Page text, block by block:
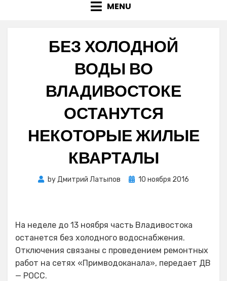
MENU
БЕЗ ХОЛОДНОЙ
ВОДЫ ВО
ВЛАДИВОСТОКЕ
ОСТАНУТСЯ
НЕКОТОРЫЕ ЖИЛЫЕ
КВАРТАЛЫ
byДмитрий Латыпов
Posted
10 ноября 2016
На неделе до 13 ноября часть Владивостока
останется без холодного водоснабжения.
Отключения связаны с проведением ремонтных
работ на сетях «Примводоканала», передает ДВ
— РОСС.